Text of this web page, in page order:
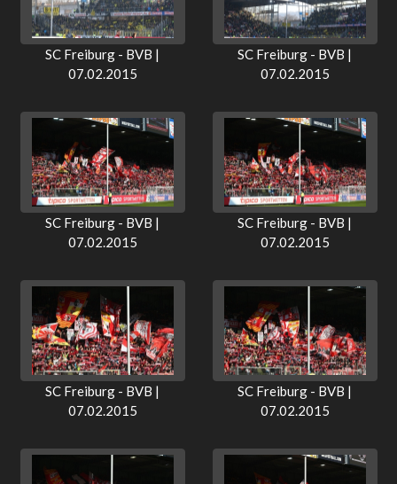
SC Freiburg - BVB |
07.02.2015
SC Freiburg - BVB |
07.02.2015
SC Freiburg - BVB |
07.02.2015
SC Freiburg - BVB |
07.02.2015
SC Freiburg - BVB |
07.02.2015
SC Freiburg - BVB |
07.02.2015